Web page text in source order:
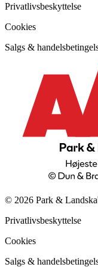
Privatlivsbeskyttelse
Cookies
Salgs &
© 2026 Park &
Privatlivsbeskyttelse
Cookies
Salgs &